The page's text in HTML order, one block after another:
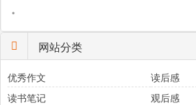
•
网站分类
优秀作文
读后感
读书笔记
观后感